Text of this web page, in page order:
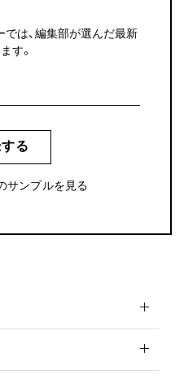
は、編集部が選んだ最新
す。
る
サンプルを見る